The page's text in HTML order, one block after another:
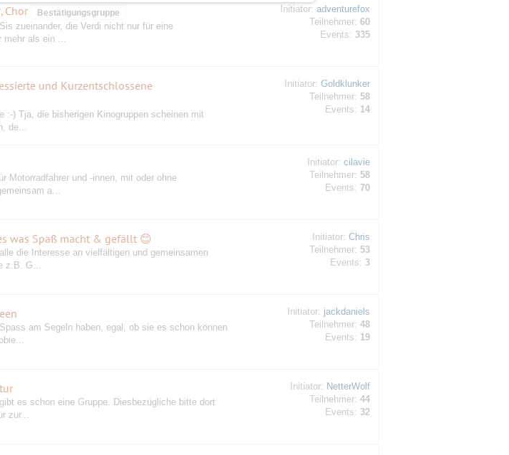
Chor Bestätigungsgruppe
zueinander, die Verdi nicht nur für eine
als ein ...
Initiator: adventurefox
Teilnehmer: 60
Events: 335
und Kurzentschlossene
:-) Tja, die bisherigen Kinogruppen scheinen mit
de...
Initiator: Goldklunker
Teilnehmer: 58
Events: 14
Motorradfahrer und -innen, mit oder ohne
a...
Initiator: cilavie
Teilnehmer: 58
Events: 70
was Spaß macht & gefällt 😊
die Interesse an vielfältigen und gemeinsamen
z.B. G...
Initiator: Chris
Teilnehmer: 53
Events: 3
am Segeln haben, egal, ob sie es schon können
Initiator: jackdaniels
Teilnehmer: 48
Events: 19
es schon eine Gruppe. Diesbezügliche bitte dort
zur...
Initiator: NetterWolf
Teilnehmer: 44
Events: 32